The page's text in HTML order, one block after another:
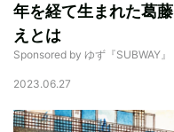
年を経て生まれた葛
えとは
Sponsored by ゆず『SUBWAY』
2023.06.27